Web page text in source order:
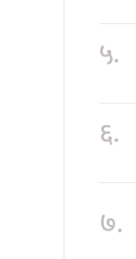
५.
६.
७.